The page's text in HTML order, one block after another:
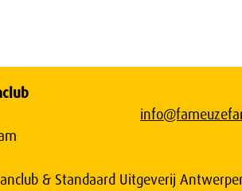
& Standaard Uitgeverij